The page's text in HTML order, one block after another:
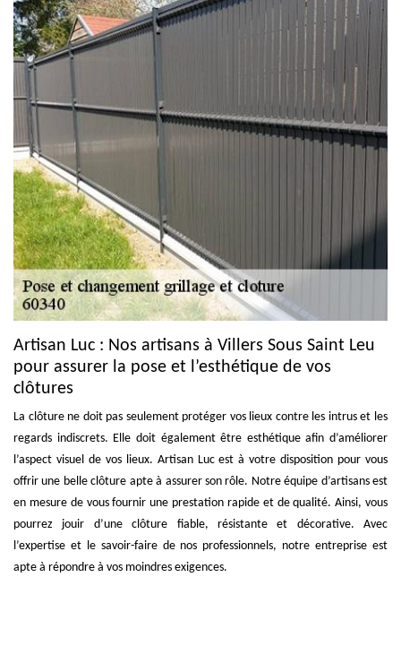
Artisan Luc : Nos artisans à Villers Sous Saint Leu
pour assurer la pose et l’esthétique de vos
clôtures
La clôture ne doit pas seulement protéger vos lieux contre les intrus et les
regards indiscrets. Elle doit également être esthétique afin d’améliorer
l’aspect visuel de vos lieux. Artisan Luc est à votre disposition pour vous
offrir une belle clôture apte à assurer son rôle. Notre équipe d’artisans est
en mesure de vous fournir une prestation rapide et de qualité. Ainsi, vous
pourrez jouir d’une clôture fiable, résistante et décorative. Avec
l’expertise et le savoir-faire de nos professionnels, notre entreprise est
apte à répondre à vos moindres exigences.